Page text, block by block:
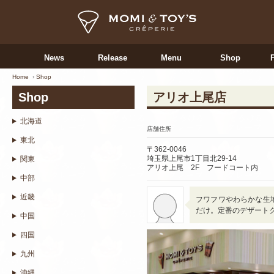
News Release Menu Shop
Home Shop
Shop
北海道
東北
関東
中部
近畿
中国
四国
九州
アリオ上尾店
店舗住所
〒362-0046
埼玉県上尾市1丁目北29‐14
アリオ上尾 2F フードコート内
フワフワやわらかな生
だけ。定番のデザート